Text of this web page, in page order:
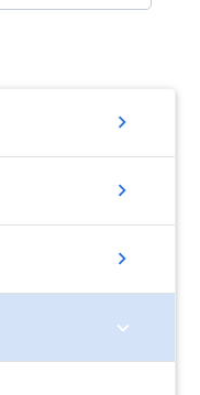
chevron_right
chevron_right
chevron_right
chevron_right